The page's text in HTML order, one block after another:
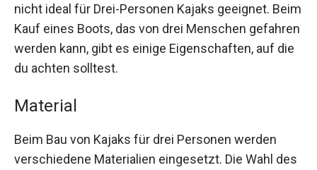
nicht ideal für Drei-Personen Kajaks geeignet. Beim
Kauf eines Boots, das von drei Menschen gefahren
werden kann, gibt es einige Eigenschaften, auf die
du achten solltest.
Material
Beim Bau von Kajaks für drei Personen werden
verschiedene Materialien eingesetzt. Die Wahl des